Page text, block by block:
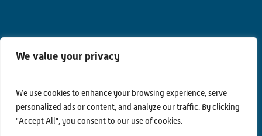
We value your privacy
We use cookies to enhance your browsing experience, serve
personalized ads or content, and analyze our traffic. By clicking
"Accept All", you consent to our use of cookies.
Contatti